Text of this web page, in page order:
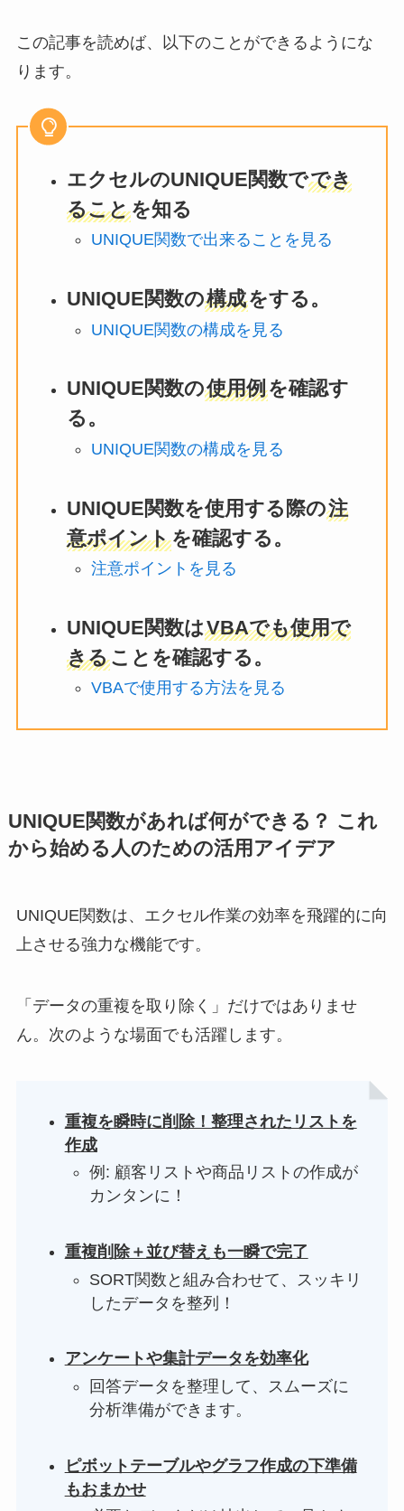
この記事を読めば、以下のことができるようにな
ります。
エクセルのUNIQUE関数ででき
ることを知る
UNIQUE関数で出来ることを見る
UNIQUE関数の構成をする。
UNIQUE関数の構成を見る
UNIQUE関数の使用例を確認す
る。
UNIQUE関数の構成を見る
UNIQUE関数を使用する際の注
意ポイントを確認する。
注意ポイントを見る
UNIQUE関数はVBAでも使用で
きることを確認する。
VBAで使用する方法を見る
UNIQUE関数があれば何ができる？ これ
から始める人のための活用アイデア
UNIQUE関数は、エクセル作業の効率を飛躍的に向
上させる強力な機能です。
「データの重複を取り除く」だけではありませ
ん。次のような場面でも活躍します。
重複を瞬時に削除！整理されたリストを
作成
例: 顧客リストや商品リストの作成が
カンタンに！
重複削除＋並び替えも一瞬で完了
SORT関数と組み合わせて、スッキリ
したデータを整列！
アンケートや集計データを効率化
回答データを整理して、スムーズに
分析準備ができます。
ピボットテーブルやグラフ作成の下準備
もおまかせ